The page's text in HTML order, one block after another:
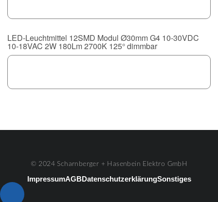
LED-Leuchtmittel 12SMD Modul Ø30mm G4 10-30VDC
10-18VAC 2W 180Lm 2700K 125° dimmbar
© 2024 Scharnberger + Hasenbein Elektro GmbH
ImpressumAGBDatenschutzerklärungSonstiges